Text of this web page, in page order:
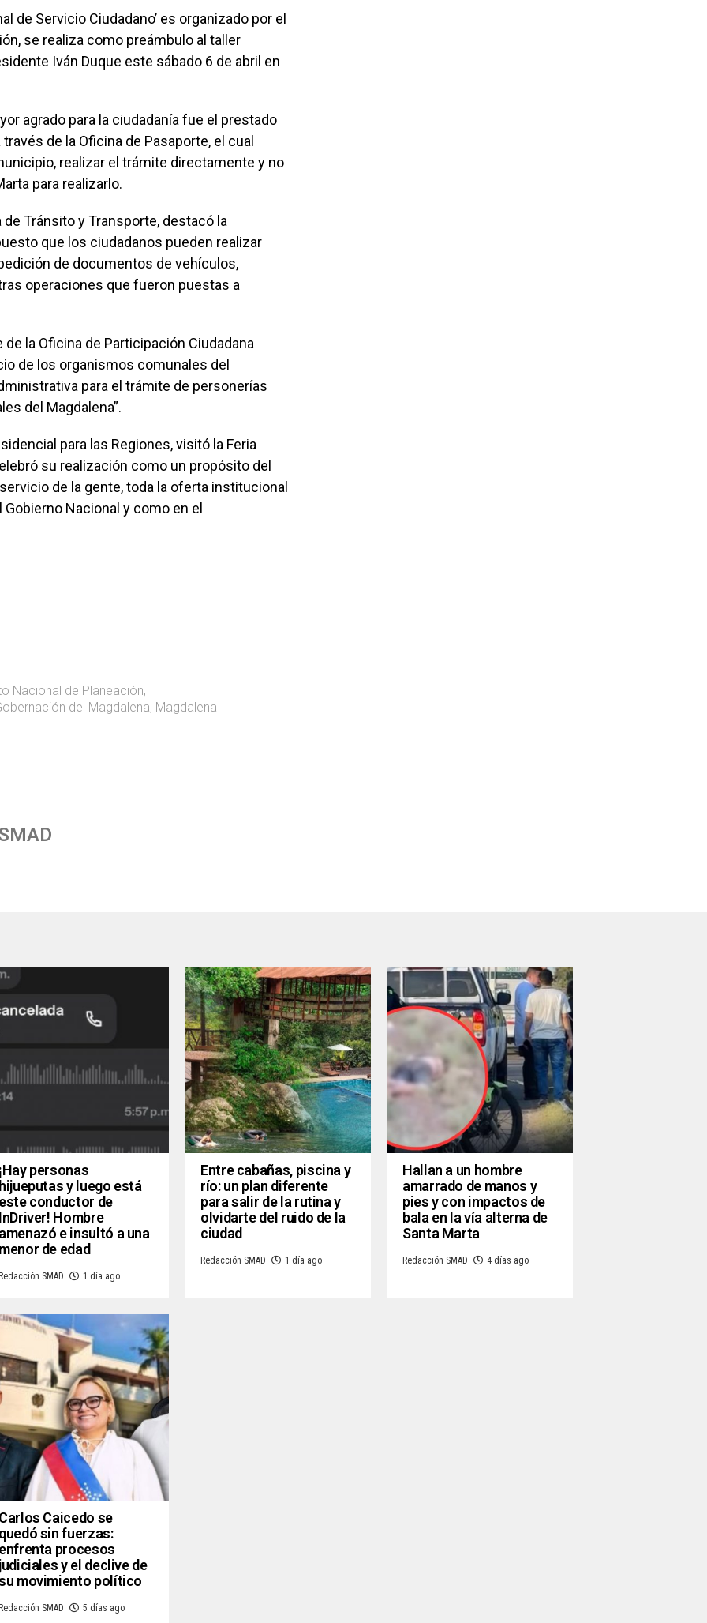
de Servicio Ciudadano’ es organizado por el
se realiza como preámbulo al taller
Iván Duque este sábado 6 de abril en
agrado para la ciudadanía fue el prestado
de la Oficina de Pasaporte, el cual
realizar el trámite directamente y no
para realizarlo.
Tránsito y Transporte, destacó la
que los ciudadanos pueden realizar
de documentos de vehículos,
operaciones que fueron puestas a
la Oficina de Participación Ciudadana
de los organismos comunales del
para el trámite de personerías
del Magdalena”.
para las Regiones, visitó la Feria
su realización como un propósito del
de la gente, toda la oferta institucional
Nacional y como en el
Nacional de Planeación,
del Magdalena, Magdalena
¡Hay personas
hijueputas y luego está
este conductor de
InDriver! Hombre
amenazó e insultó a una
menor de edad
Redacción SMAD 1 día ago
Entre cabañas, piscina y
río: un plan diferente
para salir de la rutina y
olvidarte del ruido de la
ciudad
Redacción SMAD 1 día ago
Hallan a un hombre
amarrado de manos y
pies y con impactos de
bala en la vía alterna de
Santa Marta
Redacción SMAD 4 días ago
Carlos Caicedo se
quedó sin fuerzas:
enfrenta procesos
judiciales y el declive de
movimiento político
Redacción SMAD 5 días ago